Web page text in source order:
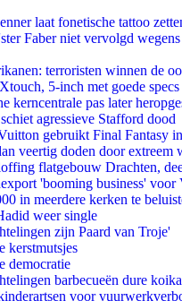
laat fonetische tattoo
Faber niet vervolgd wegens
terroristen winnen de
5-inch met goede specs
kerncentrale pas later
agressieve Stafford dood
gebruikt Final Fantasy
veertig doden door extreem
flatgebouw Drachten,
'booming business' voor
in meerdere kerken te
weer single
zijn Paard van Troje'
kerstmutsjes
democratie
barbecueën dure
voor